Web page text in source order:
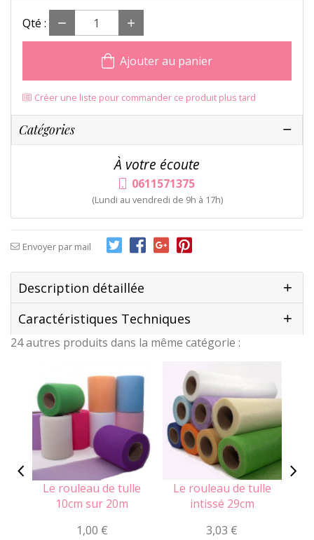
Qté :
Ajouter au panier
Créer une liste pour commander ce produit plus tard
Catégories
À votre écoute
0611571375
(Lundi au vendredi de 9h à 17h)
Envoyer par mail
Description détaillée
Caractéristiques Techniques
24 autres produits dans la même catégorie :
Le rouleau de tulle
10cm sur 20m
1,00 €
Le rouleau de tulle
intissé 29cm
3,03 €